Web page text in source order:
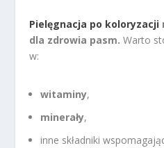
Pielęgnacja po koloryzacji
dla zdrowia pasm. Warto
w:
witaminy,
minerały,
inne składniki